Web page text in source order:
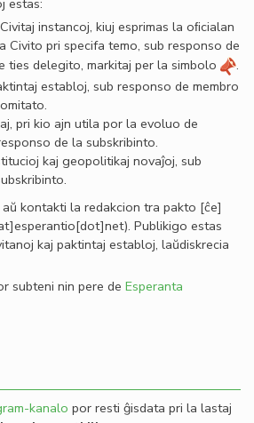
estas:
instancoj, kiuj esprimas la oﬁcialan
Civito pri specifa temo, sub responso de
ties delegito, markitaj per la simbolo
.
establoj, sub responso de membro
pri kio ajn utila por la evoluo de
de la subskribinto.
kaj geopolitikaj novaĵoj, sub
aŭ kontakti la redakcion tra pakto [ĉe]
. Publikigo estas
kaj paktintaj establoj, laŭdiskrecia
subteni nin pere de Esperanta
kanalo por resti ĝisdata pri la lastaj